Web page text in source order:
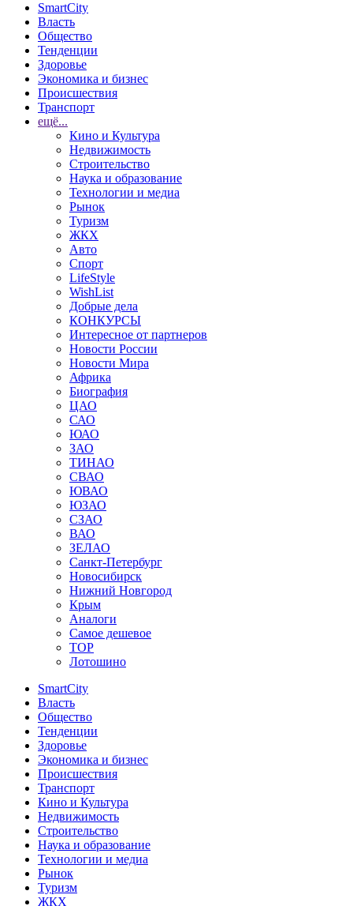
SmartCity
Власть
Общество
Тенденции
Здоровье
Экономика и бизнес
Происшествия
Транспорт
ещё...
Кино и Культура
Недвижимость
Строительство
Наука и образование
Технологии и медиа
Рынок
Туризм
ЖКХ
Авто
Спорт
LifeStyle
WishList
Добрые дела
КОНКУРСЫ
Интересное от партнеров
Новости России
Новости Мира
Африка
Биография
ЦАО
САО
ЮАО
ЗАО
ТИНАО
СВАО
ЮВАО
ЮЗАО
СЗАО
ВАО
ЗЕЛАО
Санкт-Петербург
Новосибирск
Нижний Новгород
Крым
Аналоги
Самое дешевое
TOP
Лотошино
SmartCity
Власть
Общество
Тенденции
Здоровье
Экономика и бизнес
Происшествия
Транспорт
Кино и Культура
Недвижимость
Строительство
Наука и образование
Технологии и медиа
Рынок
Туризм
ЖКХ